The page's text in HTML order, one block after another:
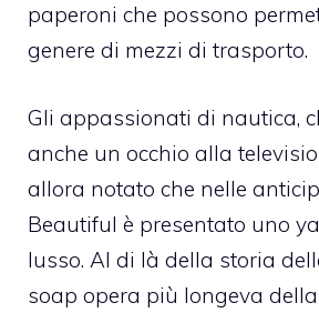
paperoni che possono
genere di mezzi di trasporto.
Gli appassionati di nautica,
anche un occhio alla
allora notato che nelle
Beautiful è presentato uno
lusso. Al di là della storia
soap opera più longeva